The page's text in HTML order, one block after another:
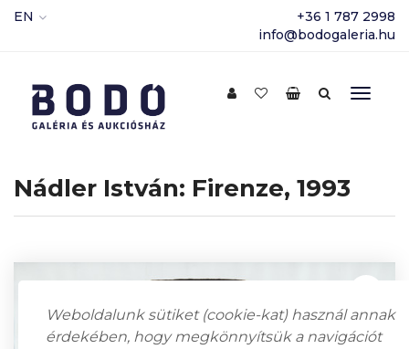
EN
+36 1 787 2998
info@bodogaleria.hu
Nádler István: Firenze, 1993
Weboldalunk sütiket (cookie-kat) használ annak
érdekében, hogy megkönnyítsük a navigációt